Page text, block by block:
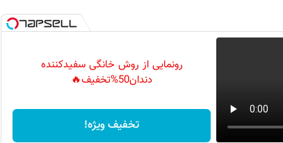
رونمایی از روش خانگی سفیدکننده
دندان50%تخفیف🔥
تخفیف ویژه!